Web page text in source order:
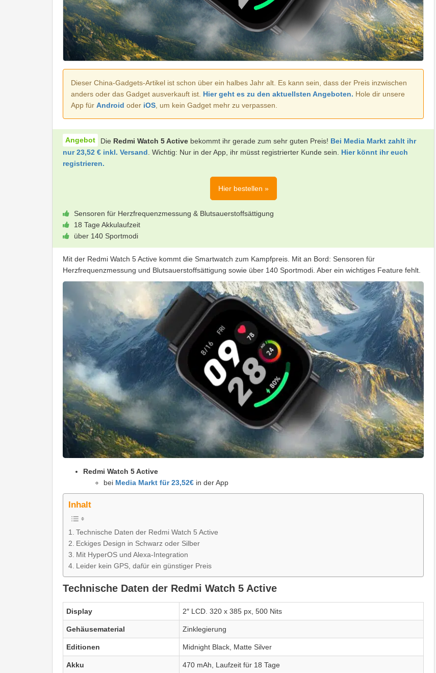
Dieser China-Gadgets-Artikel ist schon über ein halbes Jahr alt. Es kann sein, dass der Preis inzwischen
anders oder das Gadget ausverkauft ist. Hier geht es zu den aktuellsten Angeboten. Hole dir unsere
App für Android oder iOS , um kein Gadget mehr zu verpassen.
Die Redmi Watch 5 Active bekommt ihr gerade zum sehr guten Preis! Bei Media Markt zahlt ihr
nur 23,52 € inkl. Versand . Wichtig: Nur in der App, ihr müsst registrierter Kunde sein. Hier könnt ihr euch
registrieren.
Hier bestellen »
Sensoren für Herzfrequenzmessung & Blutsauerstoffsättigung
18 Tage Akkulaufzeit
über 140 Sportmodi
Mit der Redmi Watch 5 Active kommt die Smartwatch zum Kampfpreis. Mit an Bord: Sensoren für
Herzfrequenzmessung und Blutsauerstoffsättigung sowie über 140 Sportmodi. Aber ein wichtiges Feature fehlt.
Redmi Watch 5 Active
bei Media Markt für 23,52€ in der App
Inhalt
Technische Daten der Redmi Watch 5 Active
Eckiges Design in Schwarz oder Silber
Mit HyperOS und Alexa-Integration
Leider kein GPS, dafür ein günstiger Preis
Technische Daten der Redmi Watch 5 Active
Display 2″ LCD. 320 x 385 px, 500 Nits
Gehäusematerial Zinklegierung
Editionen Midnight Black, Matte Silver
Akku 470 mAh, Laufzeit für 18 Tage